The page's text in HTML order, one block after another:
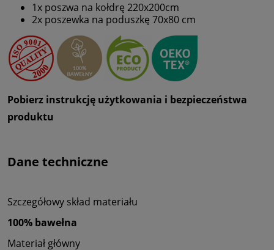
1x poszwa na kołdrę 220x200cm
2x poszewka na poduszkę 70x80 cm
Pobierz instrukcję użytkowania i bezpieczeństwa
produktu
Dane techniczne
Szczegółowy skład materiału
100% bawełna
Materiał główny